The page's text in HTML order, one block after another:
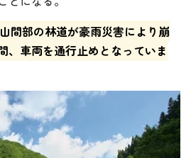
間部の林道が豪雨災害により崩
、車両を通行止めとなっていま